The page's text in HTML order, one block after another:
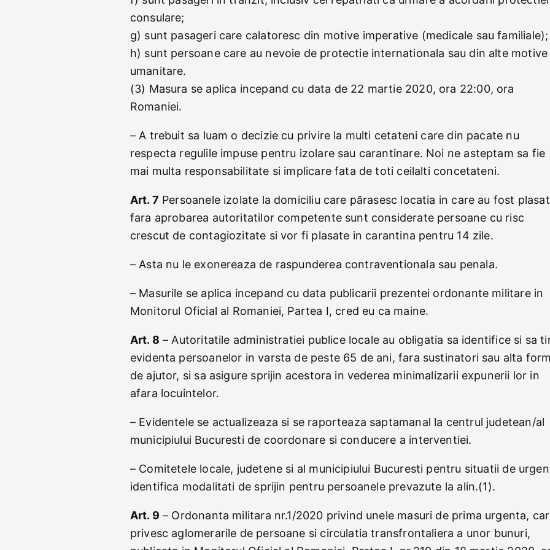
consulare;
g) sunt pasageri care calatoresc din motive imperative (medicale sau familiale);
h) sunt persoane care au nevoie de protectie internationala sau din alte motive
umanitare.
(3) Masura se aplica incepand cu data de 22 martie 2020, ora 22:00, ora
Romaniei.
– A trebuit sa luam o decizie cu privire la multi cetateni care din pacate nu
respecta regulile impuse pentru izolare sau carantinare. Noi ne asteptam sa fie
mai multa responsabilitate si implicare fata de toti ceilalti concetateni.
Art. 7 Persoanele izolate la domiciliu care părasesc locatia in care au fost
fara aprobarea autoritatilor competente sunt considerate persoane cu risc
crescut de contagiozitate si vor fi plasate in carantina pentru 14 zile.
– Asta nu le exonereaza de raspunderea contraventionala sau penala.
– Masurile se aplica incepand cu data publicarii prezentei ordonante militare in
Monitorul Oficial al Romaniei, Partea I, cred eu ca maine.
Art. 8 – Autoritatile administratiei publice locale au obligatia sa identifice si sa
evidenta persoanelor in varsta de peste 65 de ani, fara sustinatori sau alta
de ajutor, si sa asigure sprijin acestora in vederea minimalizarii expunerii lor in
afara locuintelor.
– Evidentele se actualizeaza si se raporteaza saptamanal la centrul judetean/al
municipiului Bucuresti de coordonare si conducere a interventiei.
– Comitetele locale, judetene si al municipiului Bucuresti pentru situatii de
identifica modalitati de sprijin pentru persoanele prevazute la alin.(1).
Art. 9 – Ordonanta militara nr.1/2020 privind unele masuri de prima urgenta,
privesc aglomerarile de persoane si circulatia transfrontaliera a unor bunuri,